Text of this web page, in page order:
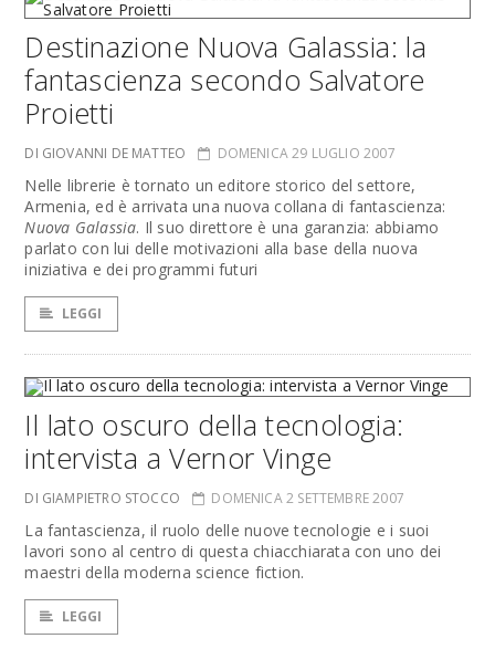
Destinazione Nuova Galassia: la
fantascienza secondo Salvatore
Proietti
DI GIOVANNI DE MATTEO DOMENICA 29 LUGLIO 2007
Nelle librerie è tornato un editore storico del settore,
Armenia, ed è arrivata una nuova collana di fantascienza:
Nuova Galassia. Il suo direttore è una garanzia: abbiamo
parlato con lui delle motivazioni alla base della nuova
iniziativa e dei programmi futuri
LEGGI
Il lato oscuro della tecnologia:
intervista a Vernor Vinge
DI GIAMPIETRO STOCCO DOMENICA 2 SETTEMBRE 2007
La fantascienza, il ruolo delle nuove tecnologie e i suoi
lavori sono al centro di questa chiacchiarata con uno dei
maestri della moderna science fiction.
LEGGI